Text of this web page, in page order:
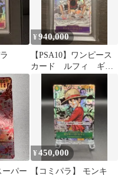
ラ
¥940,000
【PSA10】ワンピース
カード ルフィ ギア2
コミパラ EB02-061
ーパー
¥450,000
【コミパラ】 モンキ